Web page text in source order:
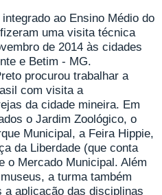
ao Ensino Médio do
uma visita técnica
de 2014 às cidades
e Betim - MG.
procurou trabalhar a
com visita a
da cidade mineira. Em
o Jardim Zoológico, o
Municipal, a Feira Hippie,
da Liberdade (que conta
o Mercado Municipal. Além
a turma também
aplicação das disciplinas